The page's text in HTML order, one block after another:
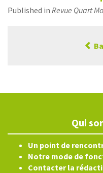
Published in Revue Quart
Qui
Un point de
Notre mode de
Contacter la